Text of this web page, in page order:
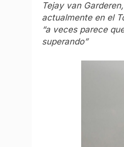
Tejay van
actualmente en el
“a veces parece
superando”